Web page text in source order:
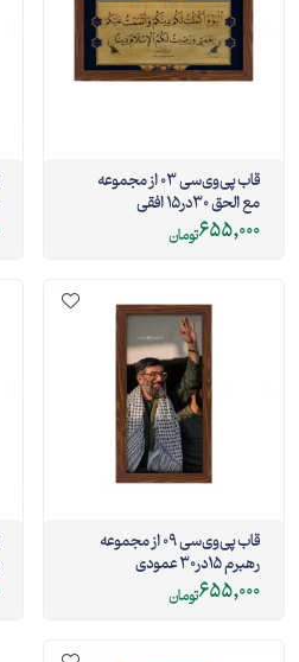
قاب پی‌وی‌سی 03 از مجموعه
مع الحق 30در15 افقی
655,000تومان
قاب پی‌وی‌سی 09 از مجموعه
رهبرم 15در30 عمودی
655,000تومان